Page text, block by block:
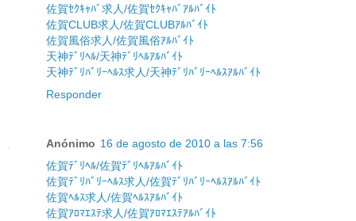
佐賀ｾｸｷｬﾊﾞ求人/佐賀ｾｸｷｬﾊﾞｱﾙﾊﾞｲﾄ
佐賀CLUB求人/佐賀CLUBｱﾙﾊﾞｲﾄ
佐賀風俗求人/佐賀風俗ｱﾙﾊﾞｲﾄ
天神ﾃﾞﾘﾍﾙ/天神ﾃﾞﾘﾍﾙｱﾙﾊﾞｲﾄ
天神ﾃﾞﾘﾊﾞﾘｰﾍﾙｽ求人/天神ﾃﾞﾘﾊﾞﾘｰﾍﾙｽｱﾙﾊﾞｲﾄ
Responder
Anónimo 16 de agosto de 2010 a las 7:56
佐賀ﾃﾞﾘﾍﾙ/佐賀ﾃﾞﾘﾍﾙｱﾙﾊﾞｲﾄ
佐賀ﾃﾞﾘﾊﾞﾘｰﾍﾙｽ求人/佐賀ﾃﾞﾘﾊﾞﾘｰﾍﾙｽｱﾙﾊﾞｲﾄ
佐賀ﾍﾙｽ求人/佐賀ﾍﾙｽｱﾙﾊﾞｲﾄ
佐賀ｱﾛﾏｴｽﾃ求人/佐賀ｱﾛﾏｴｽﾃｱﾙﾊﾞｲﾄ